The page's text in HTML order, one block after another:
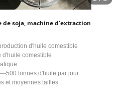
soja, machine d'extraction
d'huile comestible
d'huile comestible
500 tonnes d'huile par jour
et moyennes tailles